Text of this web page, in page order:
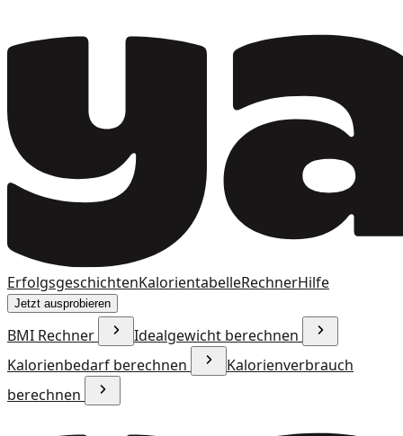
ErfolgsgeschichtenKalorientabelleRechnerHilfe
Jetzt ausprobieren
BMI Rechner
Idealgewicht berechnen
Kalorienbedarf berechnen
Kalorienverbrauch
berechnen